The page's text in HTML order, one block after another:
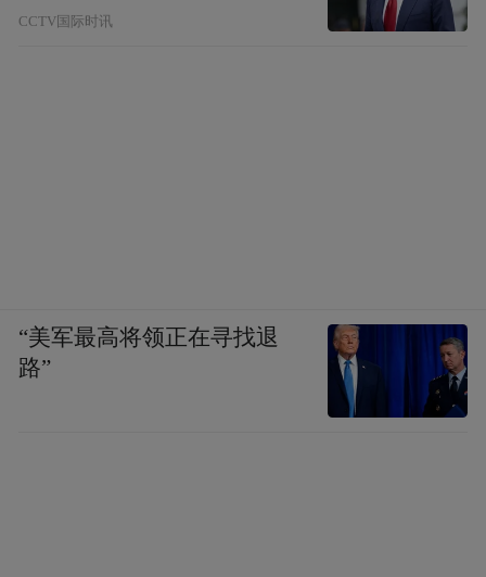
CCTV国际时讯
“美军最高将领正在寻找退
路”